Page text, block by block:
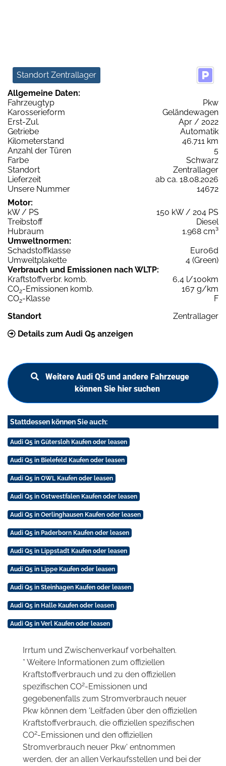
Standort Zentrallager
Allgemeine Daten:
Fahrzeugtyp
Pkw
Karosserieform
Geländewagen
Erst-Zul.
Apr / 2022
Getriebe
Automatik
Kilometerstand
46.711 km
Anzahl der Türen
5
Farbe
Schwarz
Standort
Zentrallager
Lieferzeit
ab ca. 18.08.2026
Unsere Nummer
14672
Motor:
kW / PS
150 kW / 204 PS
Treibstoff
Diesel
Hubraum
1.968 cm³
Umweltnormen:
Schadstoffklasse
Euro6d
Umweltplakette
4 (Green)
Verbrauch und Emissionen nach WLTP:
Kraftstoffverbr. komb.
6,4 l/100km
CO2-Emissionen komb.
167 g/km
CO2-Klasse
F
Standort
Zentrallager
Details zum Audi Q5 anzeigen
Weitere Audi Q5 und andere Fahrzeuge
können Sie hier suchen
Stattdessen können Sie auch:
Audi Q5 in Gütersloh Kaufen oder leasen
Audi Q5 in Bielefeld Kaufen oder leasen
Audi Q5 in OWL Kaufen oder leasen
Audi Q5 in Ostwestfalen Kaufen oder leasen
Audi Q5 in Oerlinghausen Kaufen oder leasen
Audi Q5 in Paderborn Kaufen oder leasen
Audi Q5 in Lippstadt Kaufen oder leasen
Audi Q5 in Lippe Kaufen oder leasen
Audi Q5 in Steinhagen Kaufen oder leasen
Audi Q5 in Halle Kaufen oder leasen
Audi Q5 in Verl Kaufen oder leasen
Irrtum und Zwischenverkauf vorbehalten.
* Weitere Informationen zum offiziellen
Kraftstoffverbrauch und zu den offiziellen
spezifischen CO2-Emissionen und
gegebenenfalls zum Stromverbrauch neuer
Pkw können dem 'Leitfaden über den offiziellen
Kraftstoffverbrauch, die offiziellen spezifischen
CO2-Emissionen und den offiziellen
Stromverbrauch neuer Pkw' entnommen
werden, der an allen Verkaufsstellen und bei der